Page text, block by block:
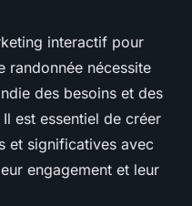
interactif pour
randonnée nécessite
des besoins et des
est essentiel de créer
et significatives avec
engagement et leur